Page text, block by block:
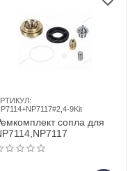
9Kit
сопла для